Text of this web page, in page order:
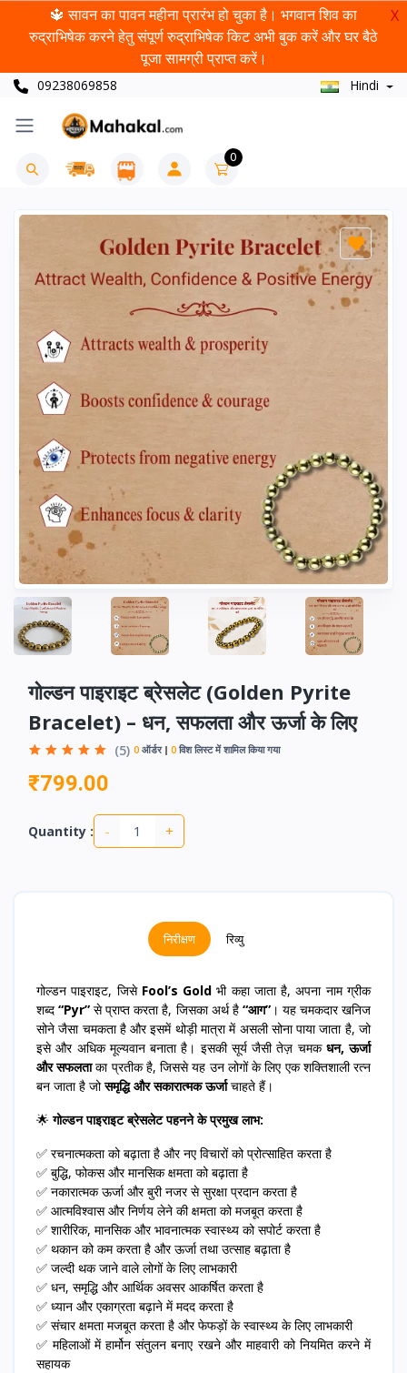
🔱 सावन का पावन महीना प्रारंभ हो चुका है। भगवान शिव का
रुद्राभिषेक करने हेतु संपूर्ण रुद्राभिषेक किट अभी बुक करें और घर बैठे
पूजा सामग्री प्राप्त करें।
X
09238069858 Hindi
0
गोल्डन पाइराइट ब्रेसलेट (Golden Pyrite
Bracelet) – धन, सफलता और ऊर्जा के लिए
(5) 0 ऑर्डर 0 विश लिस्ट में शामिल किया गया
₹799.00
Quantity : - +
निरीक्षण रिव्यु
गोल्डन पाइराइट, जिसे Fool’s Gold भी कहा जाता है, अपना नाम ग्रीक
शब्द“Pyr” से प्राप्त करता है, जिसका अर्थ है “आग”। यह चमकदार खनिज
सोने जैसा चमकता है और इसमें थोड़ी मात्रा में असली सोना पाया जाता है, जो
इसे और अधिक मूल्यवान बनाता है। इसकी सूर्य जैसी तेज़ चमक धन, ऊर्जा
और सफलताका प्रतीक है, जिससे यह उन लोगों के लिए एक शक्तिशाली रत्न
बन जाता है जोसमृद्धि और सकारात्मक ऊर्जाचाहते हैं।
🌟गोल्डन पाइराइट ब्रेसलेट पहनने के प्रमुख लाभ:
✅ रचनात्मकता को बढ़ाता है और नए विचारों को प्रोत्साहित करता है
✅ बुद्धि, फोकस और मानसिक क्षमता को बढ़ाता है
✅ नकारात्मक ऊर्जा और बुरी नजर से सुरक्षा प्रदान करता है
✅ आत्मविश्वास और निर्णय लेने की क्षमता को मजबूत करता है
✅ शारीरिक, मानसिक और भावनात्मक स्वास्थ्य को सपोर्ट करता है
✅ थकान को कम करता है और ऊर्जा तथा उत्साह बढ़ाता है
✅ जल्दी थक जाने वाले लोगों के लिए लाभकारी
✅ धन, समृद्धि और आर्थिक अवसर आकर्षित करता है
✅ ध्यान और एकाग्रता बढ़ाने में मदद करता है
✅ संचार क्षमता मजबूत करता है और फेफड़ों के स्वास्थ्य के लिए लाभकारी
✅ महिलाओं में हार्मोन संतुलन बनाए रखने और माहवारी को नियमित करने में
सहायक